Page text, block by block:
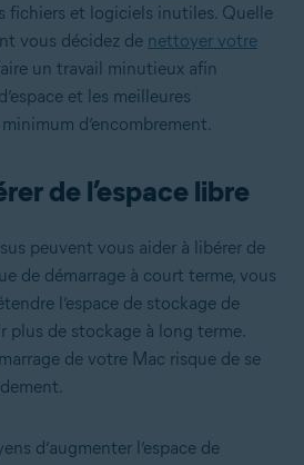
fichiers et logiciels inutiles. Quelle
vous décidez de nettoyer votre
un travail minutieux afin
et les meilleures
d’encombrement.
de l’espace libre
peuvent vous aider à libérer de
de démarrage à court terme, vous
l’espace de stockage de
plus de stockage à long terme.
de votre Mac risque de se
d’augmenter l’espace de